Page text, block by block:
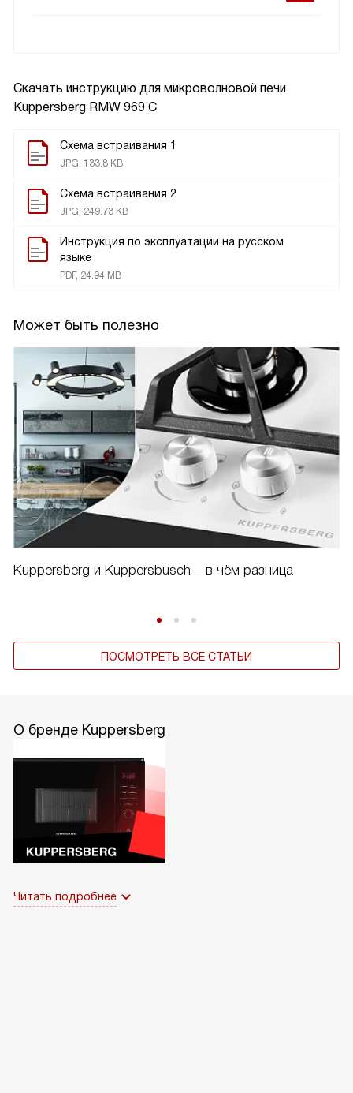
Скачать инструкцию для микроволновой печи
Kuppersberg RMW 969 C
Схема встраивания 1
JPG, 133.8 KB
Схема встраивания 2
JPG, 249.73 KB
Инструкция по эксплуатации на русском
языке
PDF, 24.94 MB
Может быть полезно
Kuppersberg и Kuppersbusch – в чём разница
ПОСМОТРЕТЬ ВСЕ СТАТЬИ
О бренде Kuppersberg
Читать подробнее